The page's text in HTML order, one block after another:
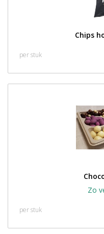
Chips
per stuk
Zo
per stuk